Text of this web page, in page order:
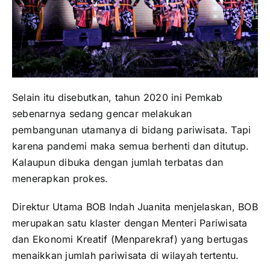
Selain itu disebutkan, tahun 2020 ini Pemkab
sebenarnya sedang gencar melakukan
pembangunan utamanya di bidang pariwisata. Tapi
karena pandemi maka semua berhenti dan ditutup.
Kalaupun dibuka dengan jumlah terbatas dan
menerapkan prokes.
Direktur Utama BOB Indah Juanita menjelaskan, BOB
merupakan satu klaster dengan Menteri Pariwisata
dan Ekonomi Kreatif (Menparekraf) yang bertugas
menaikkan jumlah pariwisata di wilayah tertentu.